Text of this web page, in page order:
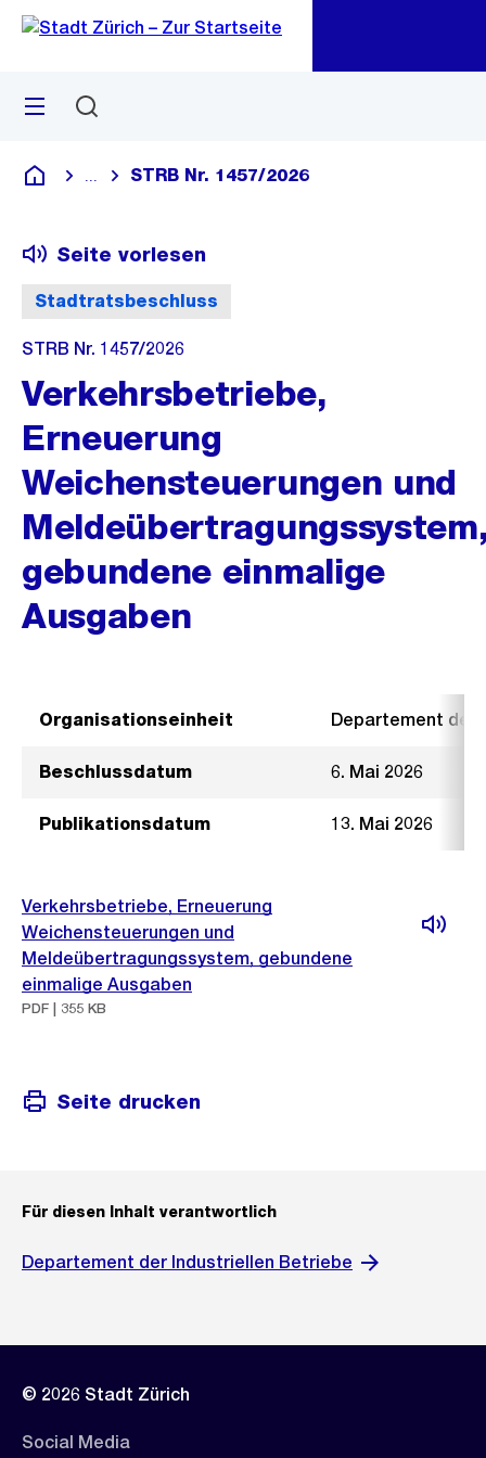
Navigation
Sprunglink
Menü
Deutsch
Blende alle Breadcrumbs ein
STRB Nr. 1457/2026
Stadtratsbeschluss
Seite vorlesen
STRB Nr. 1457/2026
Verkehrsbetriebe,
Erneuerung
Weichensteuerungen und
gebundene einmalige
Ausgaben
Organisationseinheit Departement der
Beschlussdatum 6. Mai 2026
Publikationsdatum 13. Mai 2026
Verkehrsbetriebe, Erneuerung
Weichensteuerungen und
Meldeübertragungssystem, gebundene
einmalige Ausgaben
PDF | 355 KB
Seite drucken
Für diesen Inhalt verantwortlich
Departement der Industriellen Betriebe
© 2026 Stadt Zürich
Social Media